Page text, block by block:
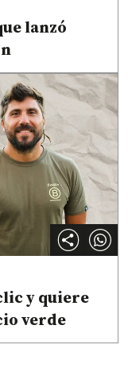
lanzó
y quiere
verde